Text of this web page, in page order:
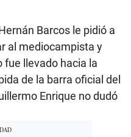
Barcos le pidió a
al mediocampista y
fue llevado hacia la
de la barra oficial del
Enrique no dudó